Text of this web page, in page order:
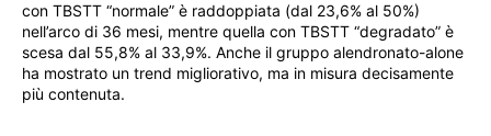
con TBSTT “normale” è raddoppiata (dal 23,6% al 50%)
nell’arco di 36 mesi, mentre quella con TBSTT “degradato” è
scesa dal 55,8% al 33,9%. Anche il gruppo alendronato-alone
ha mostrato un trend migliorativo, ma in misura decisamente
più contenuta.